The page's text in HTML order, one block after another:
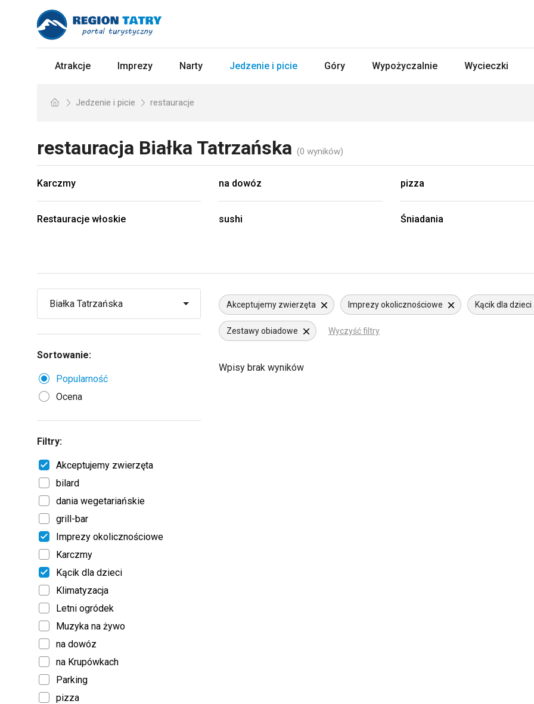
Atrakcje Imprezy Narty Jedzenie i picie Góry Wypożyczalnie Wycieczki
Jedzenie i picie restauracje
restauracja Białka Tatrzańska (0 wyników)
Karczmy na dowóz pizza
Restauracje włoskie sushi Śniadania
Akceptujemy zwierzęta Imprezy okolicznościowe Kącik dla dzieci
Zestawy obiadowe Wyczyść filtry
Wpisy brak wyników
Sortowanie:
Popularność
Ocena
Filtry:
Akceptujemy zwierzęta
bilard
dania wegetariańskie
grill-bar
Imprezy okolicznościowe
Karczmy
Kącik dla dzieci
Klimatyzacja
Letni ogródek
Muzyka na żywo
na dowóz
na Krupówkach
Parking
pizza